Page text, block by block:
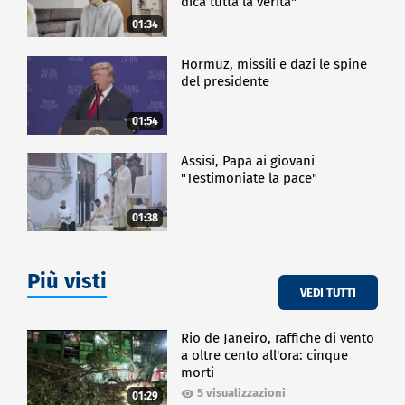
01:34
01:54
Hormuz, missili e dazi le spine
del presidente
01:38
Assisi, Papa ai giovani
"Testimoniate la pace"
Più visti VEDI TUTTI
01:29
Rio de Janeiro, raffiche di vento
a oltre cento all'ora: cinque
morti
5 visualizzazioni